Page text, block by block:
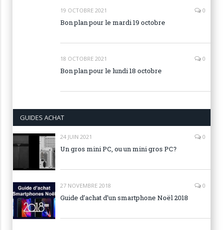
19 OCTOBRE 2021 0
Bon plan pour le mardi 19 octobre
18 OCTOBRE 2021 0
Bon plan pour le lundi 18 octobre
GUIDES ACHAT
24 JUIN 2021 0
Un gros mini PC, ou un mini gros PC?
27 NOVEMBRE 2018 0
Guide d’achat d’un smartphone Noël 2018